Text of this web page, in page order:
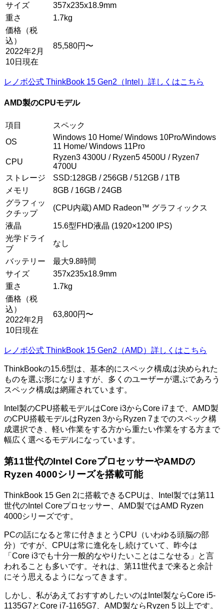
サイズ
357x235x18.9mm
重さ
1.7kg
価格（税
込）
2022年2月
10日現在
85,580円〜
レノボ公式 ThinkBook 15 Gen2（Intel）詳しくはこちら
AMD製のCPUモデル
項目
スペック
OS
Windows 10 Home/ Windows 10Pro/Windows
11 Home/ Windows 11Pro
CPU
Ryzen3 4300U / Ryzen5 4500U / Ryzen7
4700U
ストレージ
SSD:128GB / 256GB / 512GB / 1TB
メモリ
8GB / 16GB / 24GB
グラフィッ
クチップ
(CPU内蔵) AMD Radeon™ グラフィックス
液晶
15.6型FHD液晶 (1920×1200 IPS)
光学ドライ
ブ
なし
バッテリー
最大9.8時間
サイズ
357x235x18.9mm
重さ
1.7kg
価格（税
込）
2022年2月
10日現在
63,800円〜
レノボ公式 ThinkBook 15 Gen2（AMD）詳しくはこちら
ThinkBookの15.6型は、基本的にスペック構成は決められた
ものを選ぶ形になりますが、多くのユーザーが選ぶであろう
スペック構成は網羅されています。
Intel製のCPU搭載モデルはCore i3からCore i7まで、AMD製
のCPU搭載モデルはRyzen 3からRyzen 7までのスペック構
成選択でき、軽い作業をする方から重たい作業をする方まで
幅広く選べるモデルになっています。
第11世代のIntel CoreプロセッサーやAMDの
Ryzen 4000シリーズを搭載可能
ThinkBook 15 Gen 2に搭載できるCPUは、Intel製では第11
世代のIntel Coreプロセッサー、AMD製ではAMD Ryzen
4000シリーズです。
PCの話になると常に付きまとうCPU（いわゆる頭脳の部
分）ですが、CPUは常に進化をし続けていて、昨今は
「Core i3でも十分一般的なやりたいことはこなせる」と言
われることも多いです。それは、第11世代まで来ると余計
にそう思えるようになってきます。
しかし、私があえておすすめしたいのはIntel製ならCore i5-
1135G7とCore i7-1165G7、AMD製ならRyzen 5 以上です。